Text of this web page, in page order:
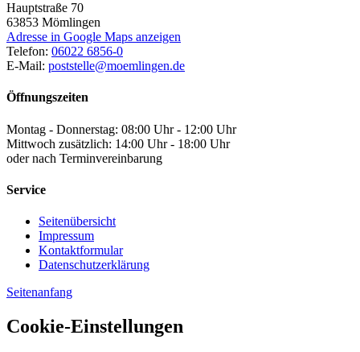
Hauptstraße 70
63853 Mömlingen
Adresse in Google Maps anzeigen
Telefon: 06022 6856-0
E-Mail: poststelle@moemlingen.de
Öffnungszeiten
Montag - Donnerstag: 08:00 Uhr - 12:00 Uhr
Mittwoch zusätzlich: 14:00 Uhr - 18:00 Uhr
oder nach Terminvereinbarung
Service
Seitenübersicht
Impressum
Kontaktformular
Datenschutzerklärung
Seitenanfang
Cookie-Einstellungen